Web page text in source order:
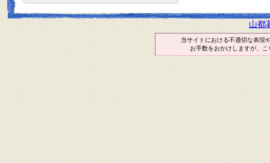
山都
当サイトにおける不適切な表現
お手数をおかけしますが、こ